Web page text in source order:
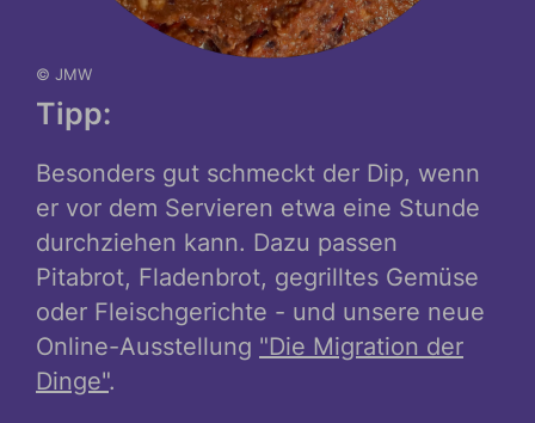
© JMW
Tipp:
Besonders gut schmeckt der Dip, wenn
er vor dem Servieren etwa eine Stunde
durchziehen kann. Dazu passen
Pitabrot, Fladenbrot, gegrilltes Gemüse
oder Fleischgerichte - und unsere neue
Online-Ausstellung "Die Migration der
Dinge".